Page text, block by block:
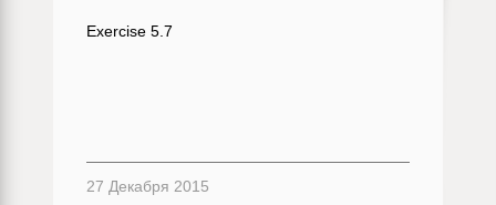
Exercise 5.7
27 Декабря 2015